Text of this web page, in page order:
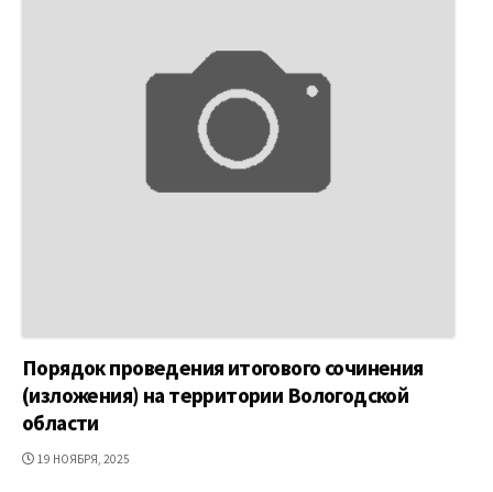
Порядок проведения итогового сочинения
(изложения) на территории Вологодской
области
ДАТА
19 НОЯБРЯ, 2025